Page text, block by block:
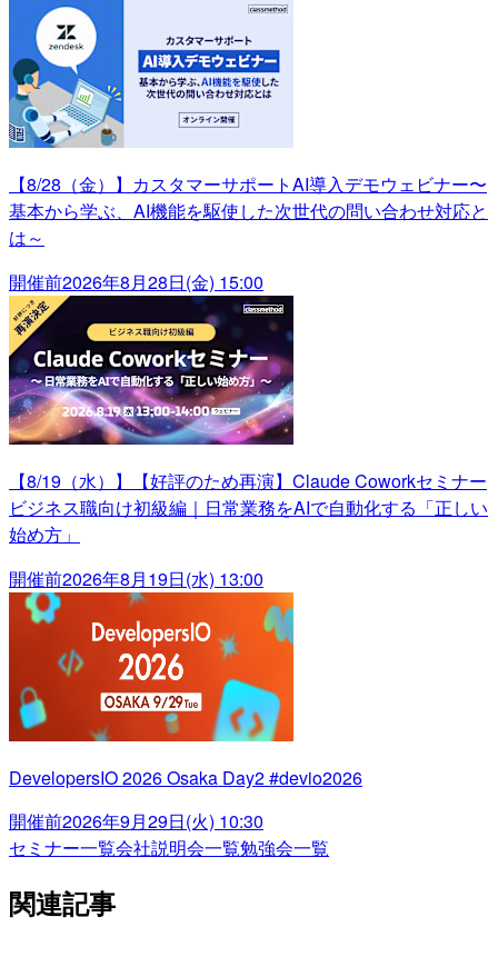
【8/28（金）】カスタマーサポートAI導入デモウェビナー〜
基本から学ぶ、AI機能を駆使した次世代の問い合わせ対応と
は～
開催前2026年8月28日(金) 15:00
【8/19（水）】【好評のため再演】Claude Coworkセミナー
ビジネス職向け初級編｜日常業務をAIで自動化する「正しい
始め方」
開催前2026年8月19日(水) 13:00
DevelopersIO 2026 Osaka Day2 #devio2026
開催前2026年9月29日(火) 10:30
セミナー一覧会社説明会一覧勉強会一覧
関連記事